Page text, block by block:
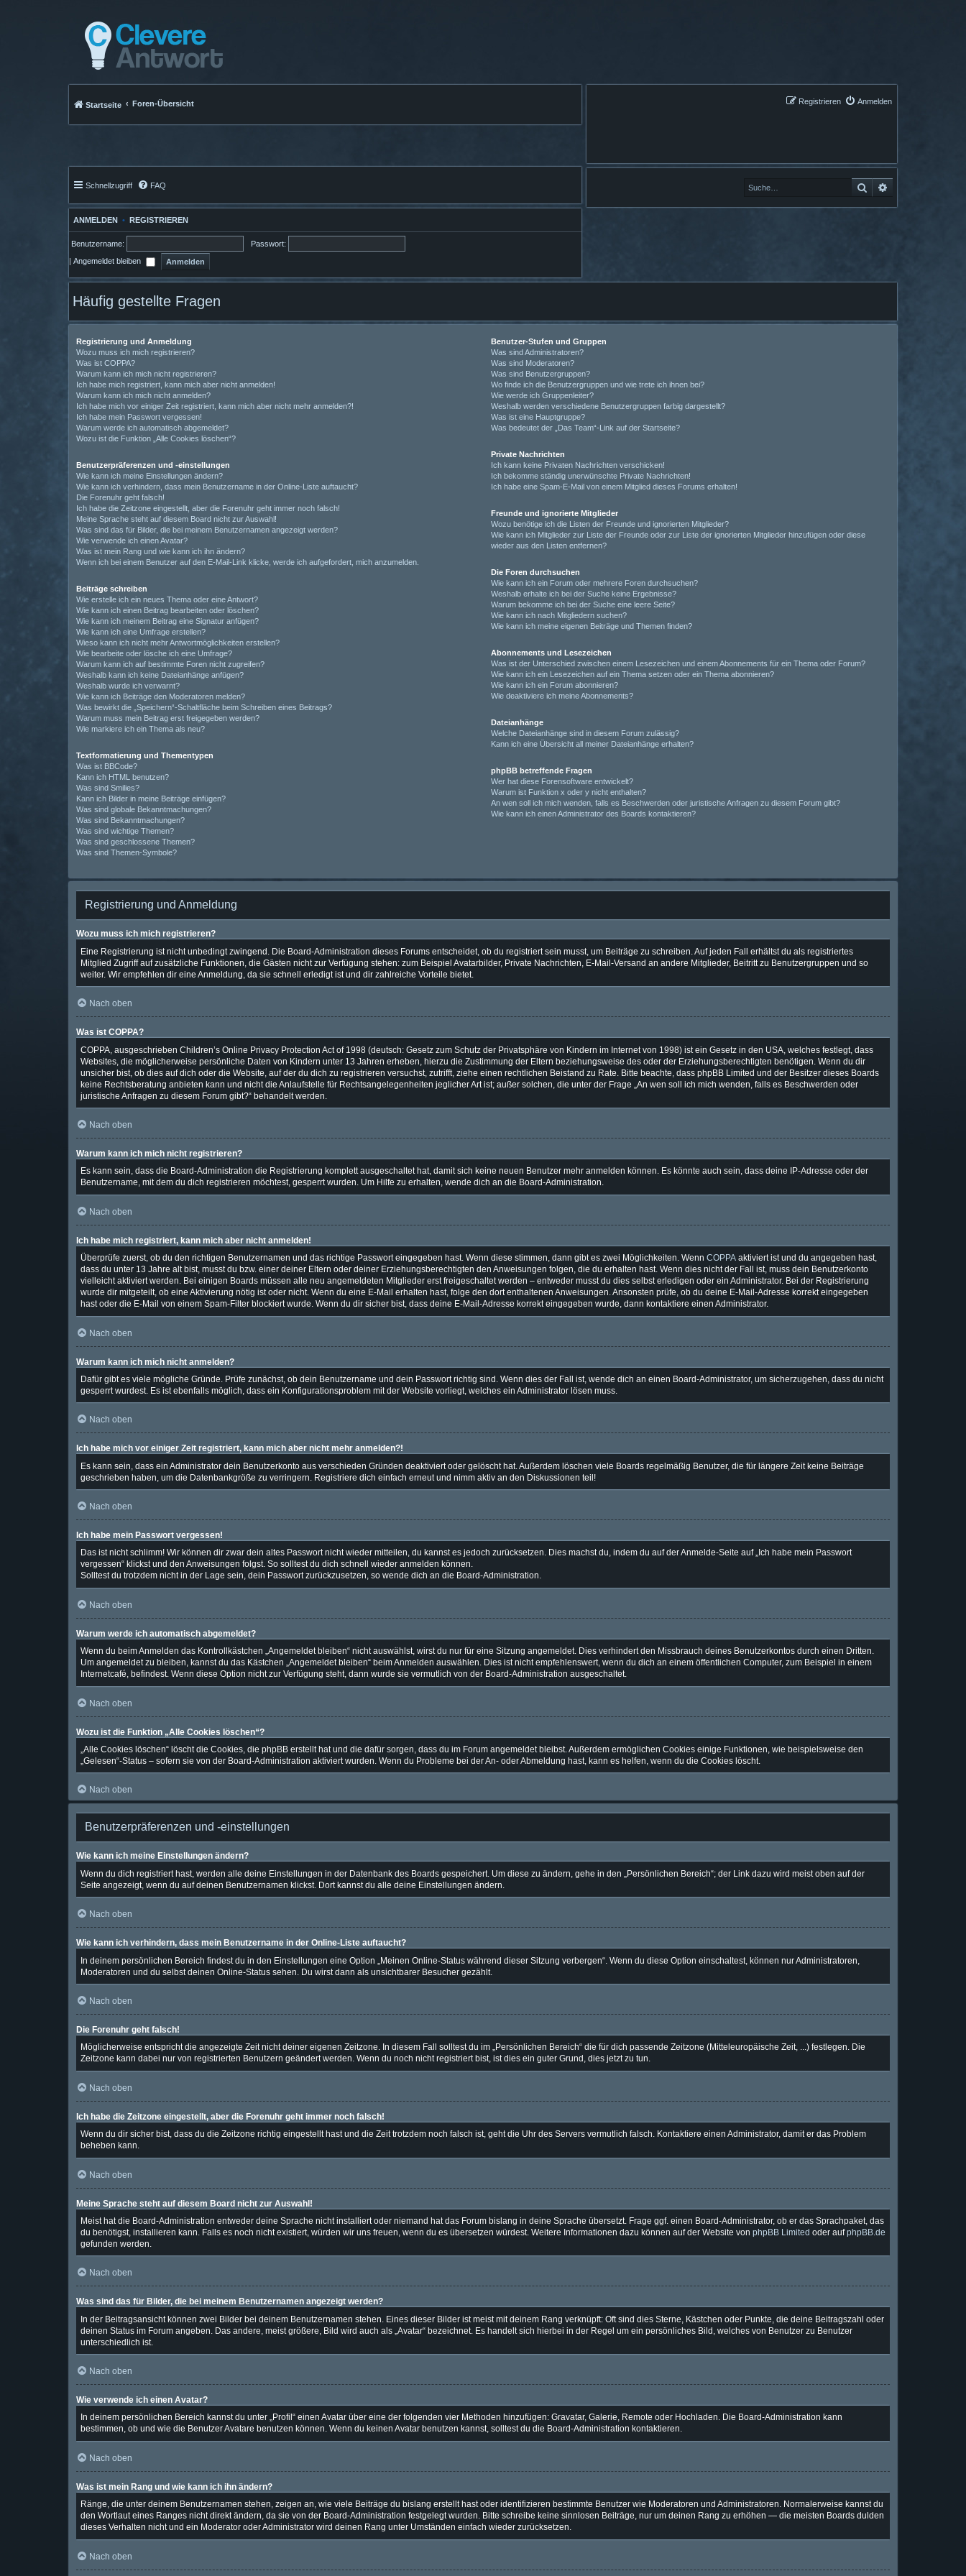
Anmelden
Registrieren
Suche
Startseite Foren-Übersicht
Schnellzugriff FAQ
ANMELDEN • REGISTRIEREN
Benutzername: Passwort:
Angemeldet bleiben
Häufig gestellte Fragen
Registrierung und Anmeldung
Wozu muss ich mich registrieren?
Was ist COPPA?
Warum kann ich mich nicht registrieren?
Ich habe mich registriert, kann mich aber nicht anmelden!
Warum kann ich mich nicht anmelden?
Ich habe mich vor einiger Zeit registriert, kann mich aber nicht mehr anmelden?!
Ich habe mein Passwort vergessen!
Warum werde ich automatisch abgemeldet?
Wozu ist die Funktion „Alle Cookies löschen“?
Benutzerpräferenzen und -einstellungen
Wie kann ich meine Einstellungen ändern?
Wie kann ich verhindern, dass mein Benutzername in der Online-Liste auftaucht?
Die Forenuhr geht falsch!
Ich habe die Zeitzone eingestellt, aber die Forenuhr geht immer noch falsch!
Meine Sprache steht auf diesem Board nicht zur Auswahl!
Was sind das für Bilder, die bei meinem Benutzernamen angezeigt werden?
Wie verwende ich einen Avatar?
Was ist mein Rang und wie kann ich ihn ändern?
Wenn ich bei einem Benutzer auf den E-Mail-Link klicke, werde ich aufgefordert, mich anzumelden.
Beiträge schreiben
Wie erstelle ich ein neues Thema oder eine Antwort?
Wie kann ich einen Beitrag bearbeiten oder löschen?
Wie kann ich meinem Beitrag eine Signatur anfügen?
Wie kann ich eine Umfrage erstellen?
Wieso kann ich nicht mehr Antwortmöglichkeiten erstellen?
Wie bearbeite oder lösche ich eine Umfrage?
Warum kann ich auf bestimmte Foren nicht zugreifen?
Weshalb kann ich keine Dateianhänge anfügen?
Weshalb wurde ich verwarnt?
Wie kann ich Beiträge den Moderatoren melden?
Was bewirkt die „Speichern“-Schaltfläche beim Schreiben eines Beitrags?
Warum muss mein Beitrag erst freigegeben werden?
Wie markiere ich ein Thema als neu?
Textformatierung und Thementypen
Was ist BBCode?
Kann ich HTML benutzen?
Was sind Smilies?
Kann ich Bilder in meine Beiträge einfügen?
Was sind globale Bekanntmachungen?
Was sind Bekanntmachungen?
Was sind wichtige Themen?
Was sind geschlossene Themen?
Was sind Themen-Symbole?
Benutzer-Stufen und Gruppen
Was sind Administratoren?
Was sind Moderatoren?
Was sind Benutzergruppen?
Wo finde ich die Benutzergruppen und wie trete ich ihnen bei?
Wie werde ich Gruppenleiter?
Weshalb werden verschiedene Benutzergruppen farbig dargestellt?
Was ist eine Hauptgruppe?
Was bedeutet der „Das Team“-Link auf der Startseite?
Private Nachrichten
Ich kann keine Privaten Nachrichten verschicken!
Ich bekomme ständig unerwünschte Private Nachrichten!
Ich habe eine Spam-E-Mail von einem Mitglied dieses Forums erhalten!
Freunde und ignorierte Mitglieder
Wozu benötige ich die Listen der Freunde und ignorierten Mitglieder?
Wie kann ich Mitglieder zur Liste der Freunde oder zur Liste der ignorierten Mitglieder hinzufügen oder diese
wieder aus den Listen entfernen?
Die Foren durchsuchen
Wie kann ich ein Forum oder mehrere Foren durchsuchen?
Weshalb erhalte ich bei der Suche keine Ergebnisse?
Warum bekomme ich bei der Suche eine leere Seite?
Wie kann ich nach Mitgliedern suchen?
Wie kann ich meine eigenen Beiträge und Themen finden?
Abonnements und Lesezeichen
Was ist der Unterschied zwischen einem Lesezeichen und einem Abonnements für ein Thema oder Forum?
Wie kann ich ein Lesezeichen auf ein Thema setzen oder ein Thema abonnieren?
Wie kann ich ein Forum abonnieren?
Wie deaktiviere ich meine Abonnements?
Dateianhänge
Welche Dateianhänge sind in diesem Forum zulässig?
Kann ich eine Übersicht all meiner Dateianhänge erhalten?
phpBB betreffende Fragen
Wer hat diese Forensoftware entwickelt?
Warum ist Funktion x oder y nicht enthalten?
An wen soll ich mich wenden, falls es Beschwerden oder juristische Anfragen zu diesem Forum gibt?
Wie kann ich einen Administrator des Boards kontaktieren?
Registrierung und Anmeldung
Wozu muss ich mich registrieren?
Eine Registrierung ist nicht unbedingt zwingend. Die Board-Administration dieses Forums entscheidet, ob du registriert sein musst, um Beiträge zu schreiben. Auf jeden Fall erhältst du als registriertes
Mitglied Zugriff auf zusätzliche Funktionen, die Gästen nicht zur Verfügung stehen: zum Beispiel Avatarbilder, Private Nachrichten, E-Mail-Versand an andere Mitglieder, Beitritt zu Benutzergruppen und so
weiter. Wir empfehlen dir eine Anmeldung, da sie schnell erledigt ist und dir zahlreiche Vorteile bietet.
Nach oben
Was ist COPPA?
COPPA, ausgeschrieben Children’s Online Privacy Protection Act of 1998 (deutsch: Gesetz zum Schutz der Privatsphäre von Kindern im Internet von 1998) ist ein Gesetz in den USA, welches festlegt, dass
Websites, die möglicherweise persönliche Daten von Kindern unter 13 Jahren erheben, hierzu die Zustimmung der Eltern beziehungsweise des oder der Erziehungsberechtigten benötigen. Wenn du dir
unsicher bist, ob dies auf dich oder die Website, auf der du dich zu registrieren versuchst, zutrifft, ziehe einen rechtlichen Beistand zu Rate. Bitte beachte, dass phpBB Limited und der Besitzer dieses Boards
keine Rechtsberatung anbieten kann und nicht die Anlaufstelle für Rechtsangelegenheiten jeglicher Art ist; außer solchen, die unter der Frage „An wen soll ich mich wenden, falls es Beschwerden oder
juristische Anfragen zu diesem Forum gibt?“ behandelt werden.
Nach oben
Warum kann ich mich nicht registrieren?
Es kann sein, dass die Board-Administration die Registrierung komplett ausgeschaltet hat, damit sich keine neuen Benutzer mehr anmelden können. Es könnte auch sein, dass deine IP-Adresse oder der
Benutzername, mit dem du dich registrieren möchtest, gesperrt wurden. Um Hilfe zu erhalten, wende dich an die Board-Administration.
Nach oben
Ich habe mich registriert, kann mich aber nicht anmelden!
Überprüfe zuerst, ob du den richtigen Benutzernamen und das richtige Passwort eingegeben hast. Wenn diese stimmen, dann gibt es zwei Möglichkeiten. Wenn COPPA aktiviert ist und du angegeben hast,
dass du unter 13 Jahre alt bist, musst du bzw. einer deiner Eltern oder deiner Erziehungsberechtigten den Anweisungen folgen, die du erhalten hast. Wenn dies nicht der Fall ist, muss dein Benutzerkonto
vielleicht aktiviert werden. Bei einigen Boards müssen alle neu angemeldeten Mitglieder erst freigeschaltet werden – entweder musst du dies selbst erledigen oder ein Administrator. Bei der Registrierung
wurde dir mitgeteilt, ob eine Aktivierung nötig ist oder nicht. Wenn du eine E-Mail erhalten hast, folge den dort enthaltenen Anweisungen. Ansonsten prüfe, ob du deine E-Mail-Adresse korrekt eingegeben
hast oder die E-Mail von einem Spam-Filter blockiert wurde. Wenn du dir sicher bist, dass deine E-Mail-Adresse korrekt eingegeben wurde, dann kontaktiere einen Administrator.
Nach oben
Warum kann ich mich nicht anmelden?
Dafür gibt es viele mögliche Gründe. Prüfe zunächst, ob dein Benutzername und dein Passwort richtig sind. Wenn dies der Fall ist, wende dich an einen Board-Administrator, um sicherzugehen, dass du nicht
gesperrt wurdest. Es ist ebenfalls möglich, dass ein Konfigurationsproblem mit der Website vorliegt, welches ein Administrator lösen muss.
Nach oben
Ich habe mich vor einiger Zeit registriert, kann mich aber nicht mehr anmelden?!
Es kann sein, dass ein Administrator dein Benutzerkonto aus verschieden Gründen deaktiviert oder gelöscht hat. Außerdem löschen viele Boards regelmäßig Benutzer, die für längere Zeit keine Beiträge
geschrieben haben, um die Datenbankgröße zu verringern. Registriere dich einfach erneut und nimm aktiv an den Diskussionen teil!
Nach oben
Ich habe mein Passwort vergessen!
Das ist nicht schlimm! Wir können dir zwar dein altes Passwort nicht wieder mitteilen, du kannst es jedoch zurücksetzen. Dies machst du, indem du auf der Anmelde-Seite auf „Ich habe mein Passwort
vergessen“ klickst und den Anweisungen folgst. So solltest du dich schnell wieder anmelden können.
Solltest du trotzdem nicht in der Lage sein, dein Passwort zurückzusetzen, so wende dich an die Board-Administration.
Nach oben
Warum werde ich automatisch abgemeldet?
Wenn du beim Anmelden das Kontrollkästchen „Angemeldet bleiben“ nicht auswählst, wirst du nur für eine Sitzung angemeldet. Dies verhindert den Missbrauch deines Benutzerkontos durch einen Dritten.
Um angemeldet zu bleiben, kannst du das Kästchen „Angemeldet bleiben“ beim Anmelden auswählen. Dies ist nicht empfehlenswert, wenn du dich an einem öffentlichen Computer, zum Beispiel in einem
Internetcafé, befindest. Wenn diese Option nicht zur Verfügung steht, dann wurde sie vermutlich von der Board-Administration ausgeschaltet.
Nach oben
Wozu ist die Funktion „Alle Cookies löschen“?
„Alle Cookies löschen“ löscht die Cookies, die phpBB erstellt hat und die dafür sorgen, dass du im Forum angemeldet bleibst. Außerdem ermöglichen Cookies einige Funktionen, wie beispielsweise den
„Gelesen“-Status – sofern sie von der Board-Administration aktiviert wurden. Wenn du Probleme bei der An- oder Abmeldung hast, kann es helfen, wenn du die Cookies löscht.
Nach oben
Benutzerpräferenzen und -einstellungen
Wie kann ich meine Einstellungen ändern?
Wenn du dich registriert hast, werden alle deine Einstellungen in der Datenbank des Boards gespeichert. Um diese zu ändern, gehe in den „Persönlichen Bereich“; der Link dazu wird meist oben auf der
Seite angezeigt, wenn du auf deinen Benutzernamen klickst. Dort kannst du alle deine Einstellungen ändern.
Nach oben
Wie kann ich verhindern, dass mein Benutzername in der Online-Liste auftaucht?
In deinem persönlichen Bereich findest du in den Einstellungen eine Option „Meinen Online-Status während dieser Sitzung verbergen“. Wenn du diese Option einschaltest, können nur Administratoren,
Moderatoren und du selbst deinen Online-Status sehen. Du wirst dann als unsichtbarer Besucher gezählt.
Nach oben
Die Forenuhr geht falsch!
Möglicherweise entspricht die angezeigte Zeit nicht deiner eigenen Zeitzone. In diesem Fall solltest du im „Persönlichen Bereich“ die für dich passende Zeitzone (Mitteleuropäische Zeit, ...) festlegen. Die
Zeitzone kann dabei nur von registrierten Benutzern geändert werden. Wenn du noch nicht registriert bist, ist dies ein guter Grund, dies jetzt zu tun.
Nach oben
Ich habe die Zeitzone eingestellt, aber die Forenuhr geht immer noch falsch!
Wenn du dir sicher bist, dass du die Zeitzone richtig eingestellt hast und die Zeit trotzdem noch falsch ist, geht die Uhr des Servers vermutlich falsch. Kontaktiere einen Administrator, damit er das Problem
beheben kann.
Nach oben
Meine Sprache steht auf diesem Board nicht zur Auswahl!
Meist hat die Board-Administration entweder deine Sprache nicht installiert oder niemand hat das Forum bislang in deine Sprache übersetzt. Frage ggf. einen Board-Administrator, ob er das Sprachpaket, das
du benötigst, installieren kann. Falls es noch nicht existiert, würden wir uns freuen, wenn du es übersetzen würdest. Weitere Informationen dazu können auf der Website von phpBB Limited oder aufphpBB.de
gefunden werden.
Nach oben
Was sind das für Bilder, die bei meinem Benutzernamen angezeigt werden?
In der Beitragsansicht können zwei Bilder bei deinem Benutzernamen stehen. Eines dieser Bilder ist meist mit deinem Rang verknüpft: Oft sind dies Sterne, Kästchen oder Punkte, die deine Beitragszahl oder
deinen Status im Forum angeben. Das andere, meist größere, Bild wird auch als „Avatar“ bezeichnet. Es handelt sich hierbei in der Regel um ein persönliches Bild, welches von Benutzer zu Benutzer
unterschiedlich ist.
Nach oben
Wie verwende ich einen Avatar?
In deinem persönlichen Bereich kannst du unter „Profil“ einen Avatar über eine der folgenden vier Methoden hinzufügen: Gravatar, Galerie, Remote oder Hochladen. Die Board-Administration kann
bestimmen, ob und wie die Benutzer Avatare benutzen können. Wenn du keinen Avatar benutzen kannst, solltest du die Board-Administration kontaktieren.
Nach oben
Was ist mein Rang und wie kann ich ihn ändern?
Ränge, die unter deinem Benutzernamen stehen, zeigen an, wie viele Beiträge du bislang erstellt hast oder identifizieren bestimmte Benutzer wie Moderatoren und Administratoren. Normalerweise kannst du
den Wortlaut eines Ranges nicht direkt ändern, da sie von der Board-Administration festgelegt wurden. Bitte schreibe keine sinnlosen Beiträge, nur um deinen Rang zu erhöhen — die meisten Boards dulden
dieses Verhalten nicht und ein Moderator oder Administrator wird deinen Rang unter Umständen einfach wieder zurücksetzen.
Nach oben